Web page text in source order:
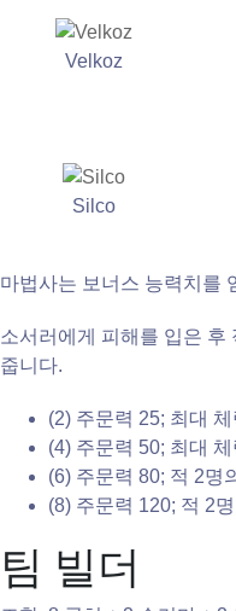
Velkoz
Silco
마법사는 보너스 능력치를
소서러에게 피해를 입은 후
줍니다.
(2) 주문력 25; 최대 체
(4) 주문력 50; 최대
(6) 주문력 80; 적 2명
(8) 주문력 120; 적 2
팀 빌더